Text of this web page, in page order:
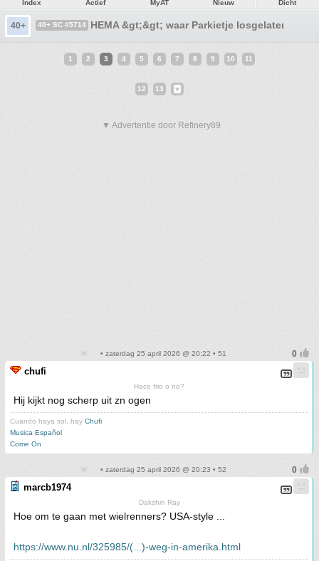
Index Actief MyAT Nieuw Dicht
40+ 40+ SC #5714 HEMA &gt;&gt; waar Parkietje losgelaten wordt
1 2 3 4 5 6 7 8 9 10 11
12 13
▼ Advertentie door Refinery89
• zaterdag 25 april 2026 @ 20:22 • 51
chufi
Hace frio o no?
Hij kijkt nog scherp uit zn ogen
Cuando haya sol, hay Chufi
Musica Español
Come On
• zaterdag 25 april 2026 @ 20:23 • 52
marcb1974
Dakshin Ray
Hoe om te gaan met wielrenners? USA-style ...
https://www.nu.nl/325985/(...)-weg-in-amerika.html